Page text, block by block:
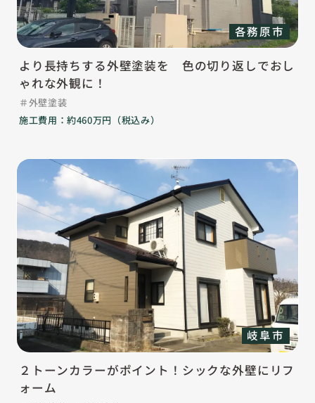
各務原市
より長持ちする外壁塗装を 色の切り返しでおし
ゃれな外観に！
外壁塗装
施工費用：約460万円（税込み）
岐阜市
２トーンカラーがポイント！シックな外壁にリフ
ォーム